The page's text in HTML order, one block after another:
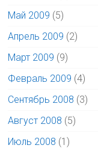
Май 2009 (5)
Апрель 2009 (2)
Март 2009 (9)
Февраль 2009 (4)
Сентябрь 2008 (3)
Август 2008 (5)
Июль 2008 (1)